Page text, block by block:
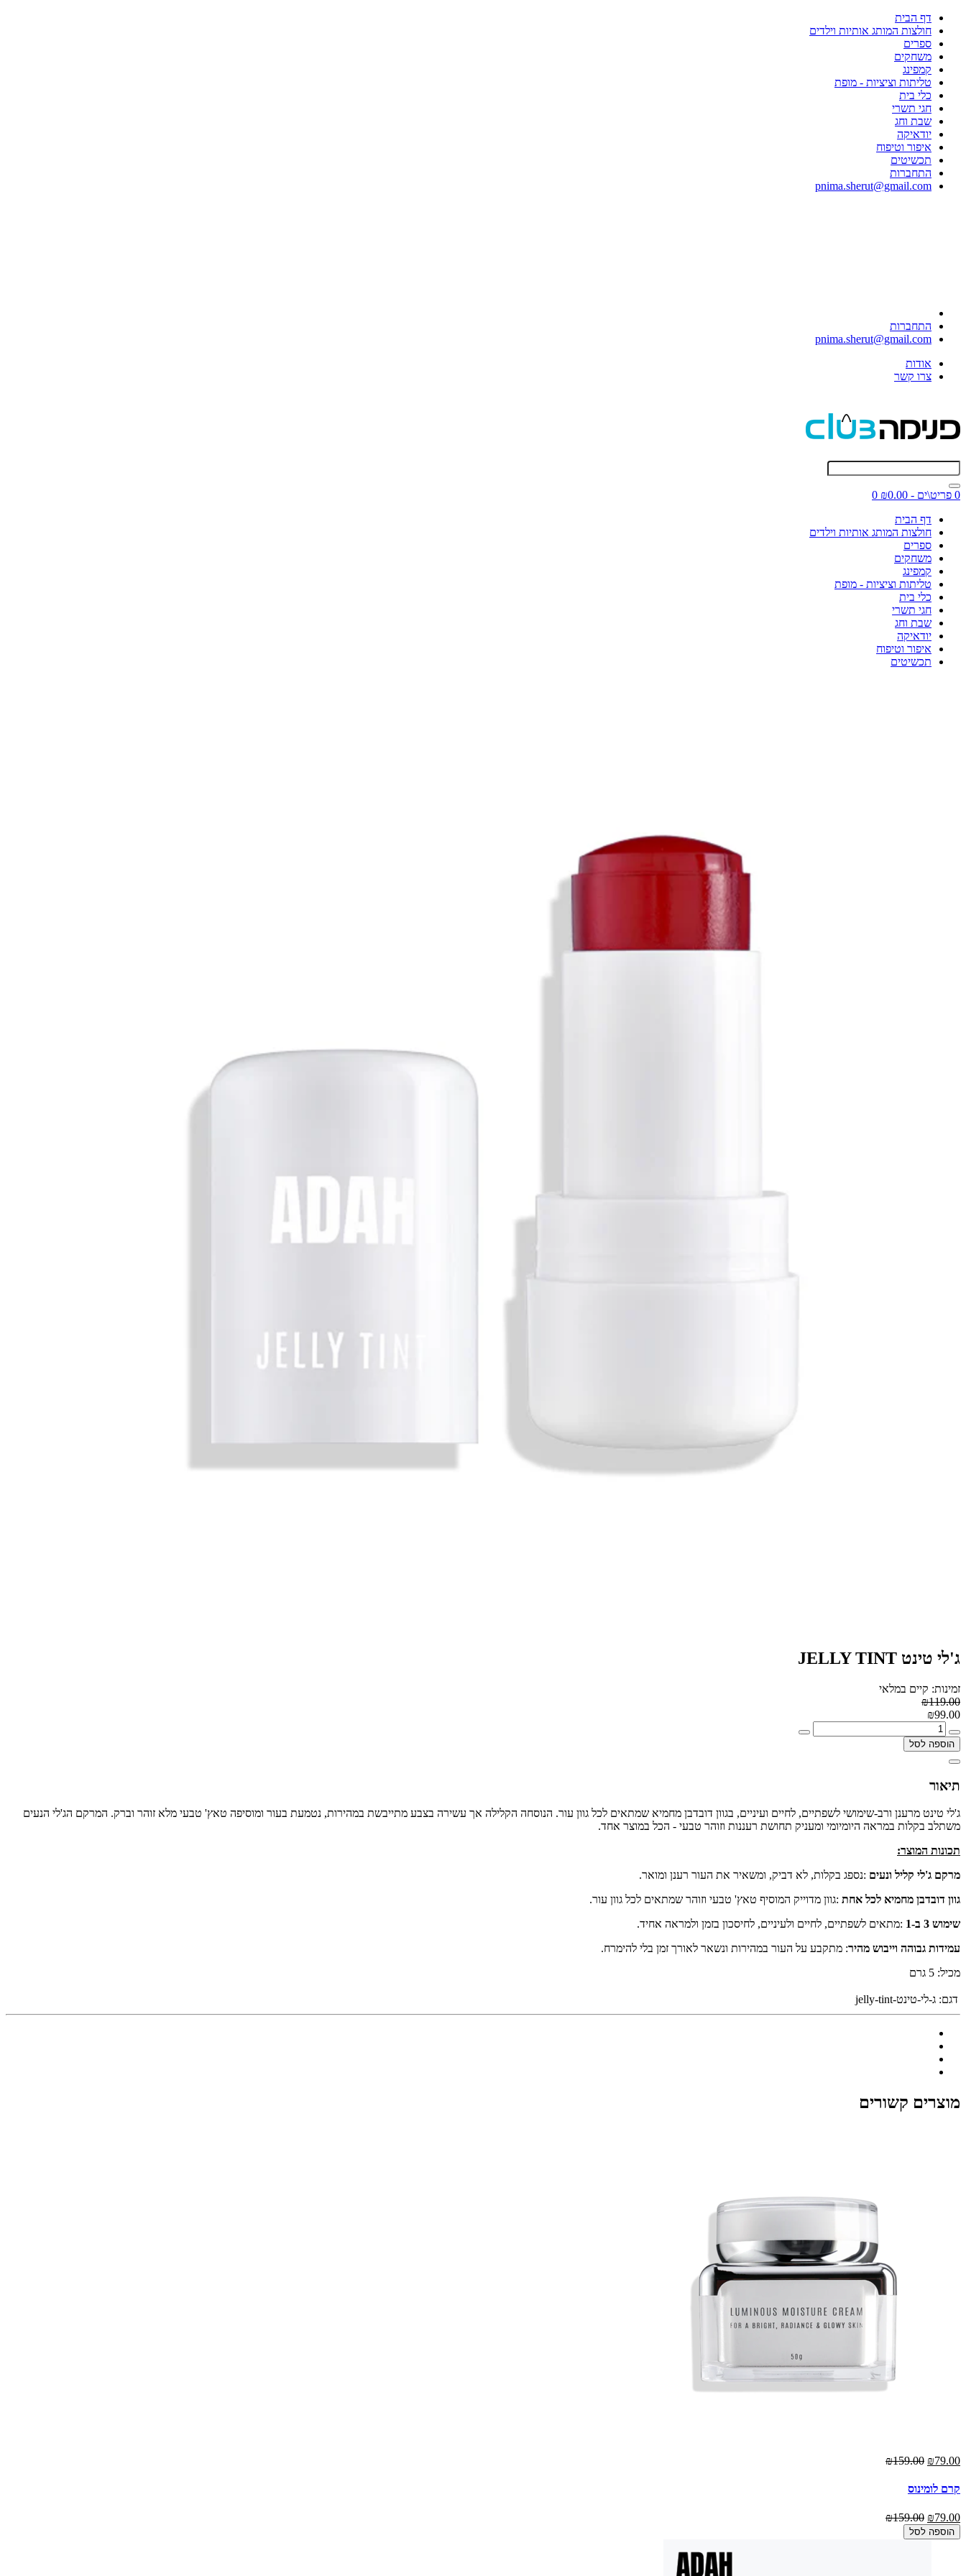
דף הבית
חולצות המותג אותיות וילדים
ספרים
משחקים
קמפינג
טליתות וציציות - מופת
כלי בית
חגי תשרי
שבת וחג
יודאיקה
איפור וטיפוח
תכשיטים
התחברות
pnima.sherut@gmail.com
התחברות
pnima.sherut@gmail.com
אודות
צרו קשר
0 פריט\ים - ₪0.00
0
דף הבית
חולצות המותג אותיות וילדים
ספרים
משחקים
קמפינג
טליתות וציציות - מופת
כלי בית
חגי תשרי
שבת וחג
יודאיקה
איפור וטיפוח
תכשיטים
ג'לי טינט JELLY TINT
זמינות: קיים במלאי
₪119.00
₪99.00
הוספה לסל
תיאור
ג'לי טינט מרענן ורב-שימושי לשפתיים, לחיים ועיניים, בגוון דובדבן מחמיא שמתאים לכל גוון עור. הנוסחה הקלילה אך עשירה בצבע מתייבשת במהירות, נטמעת בעור ומוסיפה טאץ' טבעי מלא זוהר וברק. המרקם הג'לי הנעים
משתלב בקלות במראה היומיומי ומעניק תחושת רעננות וזוהר טבעי - הכל במוצר אחד.
תכונות המוצר:
מרקם ג'לי קליל ונעים :נספג בקלות, לא דביק, ומשאיר את העור רענן ומואר.
גוון דובדבן מחמיא לכל אחת :גוון מדוייק המוסיף טאץ' טבעי וזוהר שמתאים לכל גוון עור.
שימוש 3 ב-1
:מתאים לשפתיים, לחיים ולעיניים, לחיסכון בזמן ולמראה אחיד.
עמידות גבוהה וייבוש מהיר: מתקבע על העור במהירות ונשאר לאורך זמן בלי להימרח.
מכיל: 5 גרם
דגם: ג-לי-טינט-jelly-tint
מוצרים קשורים
₪79.00
₪159.00
קרם לומינוס
₪79.00
₪159.00
הוספה לסל